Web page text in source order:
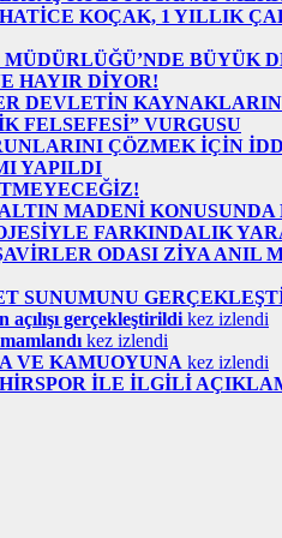
KOÇAK, 1 YILLIK
BÜYÜK
HAYIR DİYOR!
DEVLETİN
FELSEFESİ” VURGUSU
ÇÖZMEK İÇİN
YAPILDI
MADENİ
FARKINDALIK
ODASI ZİYA ANIL
SUNUMUNU
gerçekleştirildi kez izlendi
kez izlendi
VE KAMUOYUNA kez izlendi
İLE İLGİLİ